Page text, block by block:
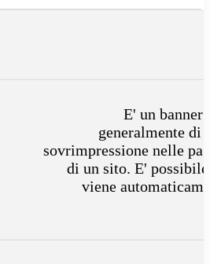
E' un banner
generalmente di
sovrimpressione nelle
di un sito. E'
viene